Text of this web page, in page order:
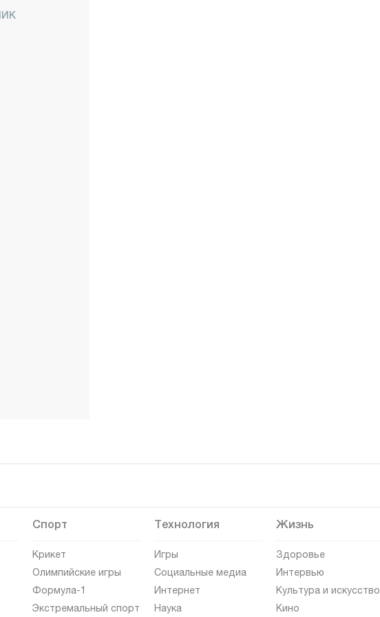
Спорт
Крикет
Олимпийские игры
Формула-1
Экстремальный спорт
Технология
Игры
Социальные медиа
Интернет
Наука
Жизнь
Здоровье
Интервью
Культура и искусство
Кино